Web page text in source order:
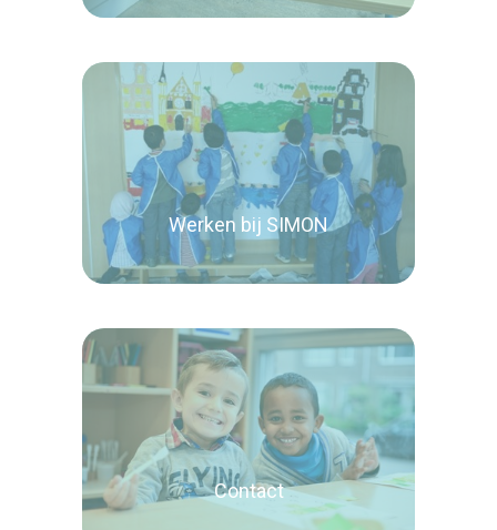
Lees verder
Werken bij SIMON
Lees verder
Contact